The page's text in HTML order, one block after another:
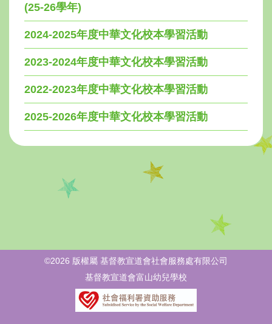
(25-26學年)
2024-2025年度中華文化校本學習活動
2023-2024年度中華文化校本學習活動
2022-2023年度中華文化校本學習活動
2025-2026年度中華文化校本學習活動
©2026 版權屬 基督教宣道會社會服務處有限公司
基督教宣道會富山幼兒學校